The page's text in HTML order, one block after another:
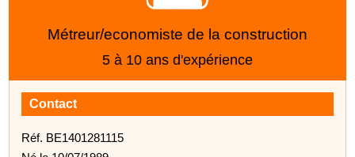
Métreur/economiste de la construction
5 à 10 ans d'expérience
Contact
Réf. BE1401281115